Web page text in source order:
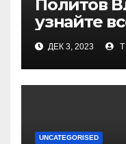
Политов
узнайте
ДЕК 3, 2023
UNCATEGORISED